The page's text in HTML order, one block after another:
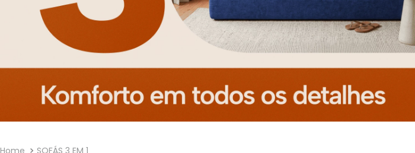
SOFÁS 3 EM 1
10º prisma